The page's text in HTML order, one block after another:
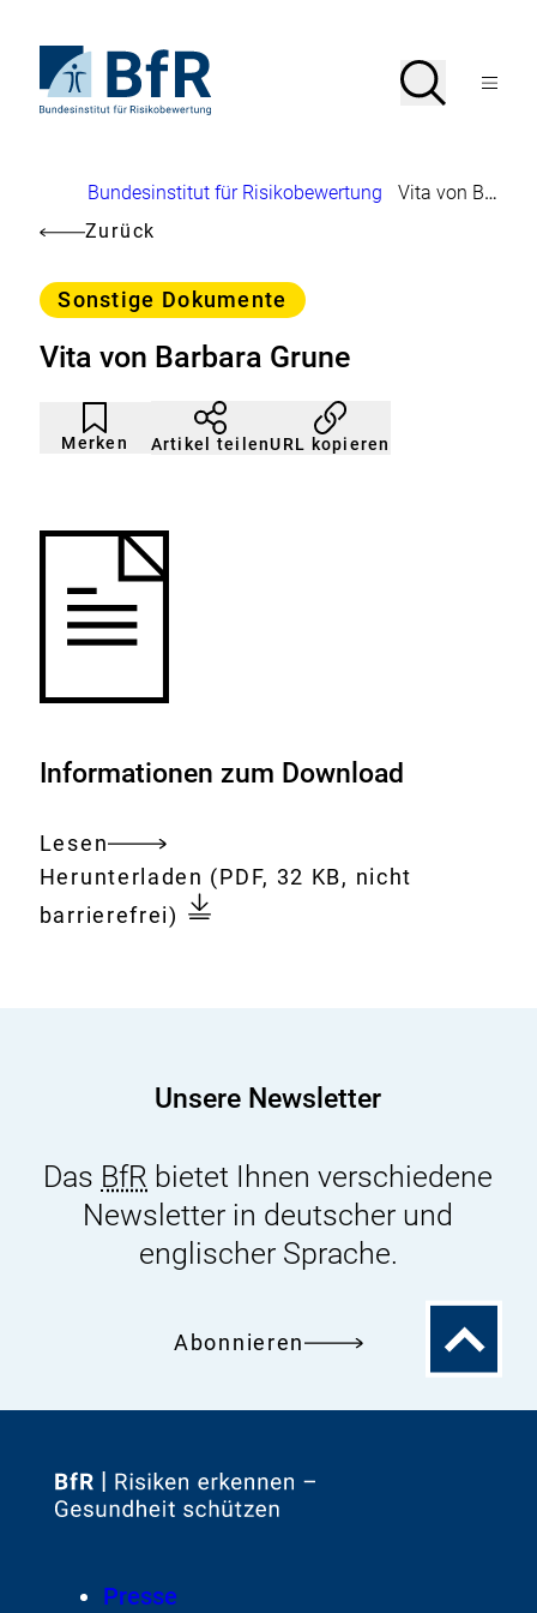
Seiteninhalt
springenStartseite
von
Suche
SucheMenü
Brotkrumennavigation
Bundesinstitut für Risikobewertung
Vita von Barbara Grune
Zurück
Kategorie
Sonstige Dokumente
Vita von Barbara Grune
Merken
Artikel
nicht
gemerkt
Durch
Klicken
der
Artikel teilenURL kopieren
Informationen zum Download
Lesen
Gesamtes
Dokument
Download:
Herunterladen Vita
von
(PDF, 32 KB, nicht
barrierefrei)
Unsere Newsletter
Das BfR bietet Ihnen verschiedene
Newsletter in deutscher und
englischer Sprache.
Abonnieren
Zum
Zur
FooterPresse